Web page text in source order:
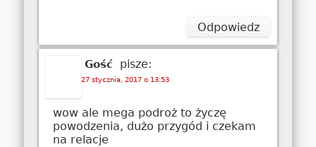
Odpowiedz
Gość pisze:
27 stycznia, 2017 o 13:53
wow ale mega podroż to życzę
powodzenia, dużo przygód i czekam
na relacje